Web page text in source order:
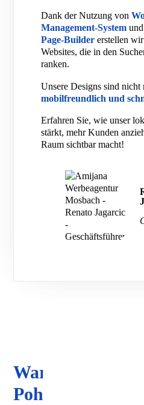
Dank der Nutzung von
Management-System
Page-Builder erstellen
Websites, die in den
ranken.
Unsere Designs sind
mobilfreundlich und
Erfahren Sie, wie unser
stärkt, mehr Kunden
Raum sichtbar macht!
Warum lokales
Pohle wichtig ist